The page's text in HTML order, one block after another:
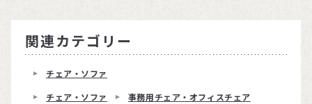
関連カテゴリー
チェア・ソファ
チェア・ソファ
事務用チェア・オフィスチェア